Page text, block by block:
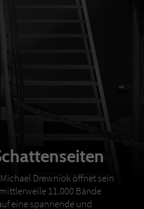
Drewniok öffnet sein
11.000 Bände
eine spannende und